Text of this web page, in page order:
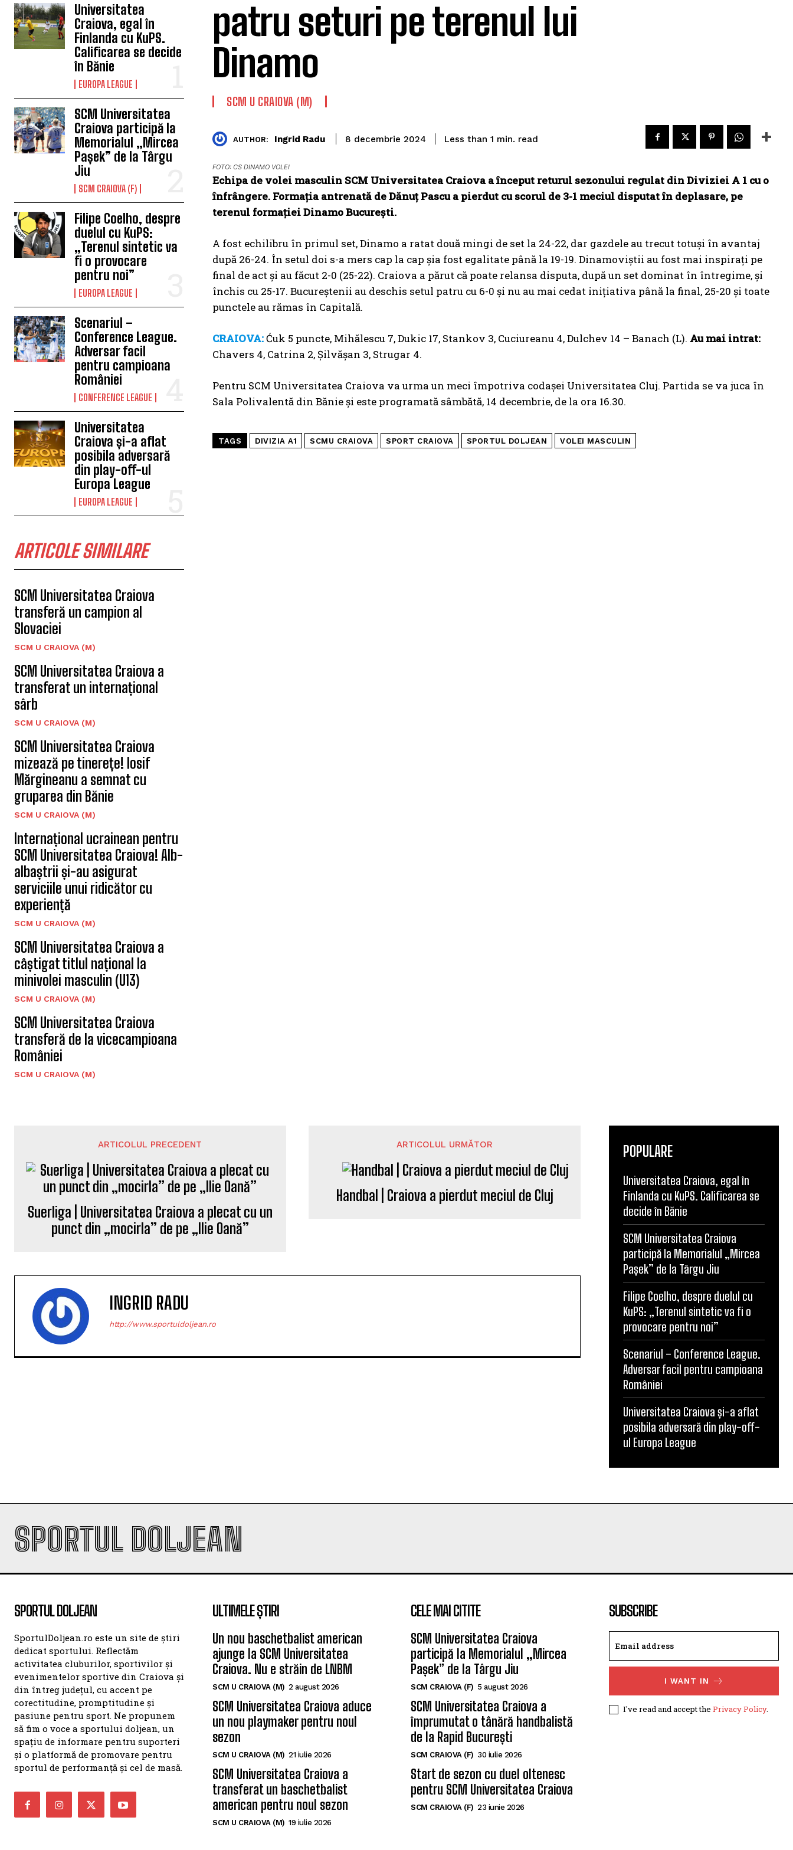
Universitatea
Craiova, egal în
Finlanda cu KuPS.
Calificarea se decide
în Bănie
EUROPA LEAGUE
SCM Universitatea
Craiova participă la
Memorialul „Mircea
Pașek” de la Târgu
Jiu
SCM CRAIOVA (F)
Filipe Coelho, despre
duelul cu KuPS:
„Terenul sintetic va
fi o provocare
pentru noi”
EUROPA LEAGUE
Scenariul –
Conference League.
Adversar facil
pentru campioana
României
CONFERENCE LEAGUE
Universitatea
Craiova și-a aflat
posibila adversară
din play-off-ul
Europa League
EUROPA LEAGUE
ARTICOLE SIMILARE
SCM Universitatea Craiova
transferă un campion al
Slovaciei
SCM U CRAIOVA (M)
SCM Universitatea Craiova a
transferat un internațional
sârb
SCM U CRAIOVA (M)
SCM Universitatea Craiova
mizează pe tinerețe! Iosif
Mărgineanu a semnat cu
gruparea din Bănie
SCM U CRAIOVA (M)
Internațional ucrainean pentru
SCM Universitatea Craiova! Alb-
albaștrii și-au asigurat
serviciile unui ridicător cu
experiență
SCM U CRAIOVA (M)
SCM Universitatea Craiova a
câștigat titlul național la
minivolei masculin (U13)
SCM U CRAIOVA (M)
SCM Universitatea Craiova
transferă de la vicecampioana
României
SCM U CRAIOVA (M)
patru seturi pe terenul lui
Dinamo
SCM U CRAIOVA (M)
AUTHOR: Ingrid Radu 8 decembrie 2024 Less than 1 min. read
FOTO: CS DINAMO VOLEI
Echipa de volei masculin SCM Universitatea Craiova a început returul sezonului regulat din Diviziei A 1 cu o
înfrângere. Formația antrenată de Dănuț Pascu a pierdut cu scorul de 3-1 meciul disputat în deplasare, pe
terenul formației Dinamo București.
A fost echilibru în primul set, Dinamo a ratat două mingi de set la 24-22, dar gazdele au trecut totuși în avantaj
după 26-24. În setul doi s-a mers cap la cap șia fost egalitate până la 19-19. Dinamoviștii au fost mai inspirați pe
final de act și au făcut 2-0 (25-22). Craiova a părut că poate relansa disputa, după un set dominat în întregime, și
închis cu 25-17. Bucureștenii au deschis setul patru cu 6-0 și nu au mai cedat inițiativa până la final, 25-20 și toate
punctele au rămas în Capitală.
CRAIOVA:Ćuk 5 puncte, Mihălescu 7, Dukic 17, Stankov 3, Cuciureanu 4, Dulchev 14 – Banach (L). Au mai intrat:
Chavers 4, Catrina 2, Șilvășan 3, Strugar 4.
Pentru SCM Universitatea Craiova va urma un meci împotriva codaşei Universitatea Cluj. Partida se va juca în
Sala Polivalentă din Bănie şi este programată sâmbătă, 14 decembrie, de la ora 16.30.
TAGS DIVIZIA A1 SCMU CRAIOVA SPORT CRAIOVA SPORTUL DOLJEAN VOLEI MASCULIN
ARTICOLUL PRECEDENT
Suerliga | Universitatea Craiova a plecat cu un
punct din „mocirla” de pe „Ilie Oană”
ARTICOLUL URMĂTOR
Handbal | Craiova a pierdut meciul de Cluj
INGRID RADU
http://www.sportuldoljean.ro
POPULARE
Universitatea Craiova, egal în
Finlanda cu KuPS. Calificarea se
decide în Bănie
SCM Universitatea Craiova
participă la Memorialul „Mircea
Pașek” de la Târgu Jiu
Filipe Coelho, despre duelul cu
KuPS: „Terenul sintetic va fi o
provocare pentru noi”
Scenariul – Conference League.
Adversar facil pentru campioana
României
Universitatea Craiova și-a aflat
posibila adversară din play-off-
ul Europa League
SPORTUL DOLJEAN
SPORTUL DOLJEAN
SportulDoljean.ro este un site de știri
dedicat sportului. Reflectăm
activitatea cluburilor, sportivilor și
evenimentelor sportive din Craiova și
din întreg județul, cu accent pe
corectitudine, promptitudine și
pasiune pentru sport. Ne propunem
să fim o voce a sportului doljean, un
spațiu de informare pentru suporteri
și o platformă de promovare pentru
sportul de performanță și cel de masă.
ULTIMELE ȘTIRI
Un nou baschetbalist american
ajunge la SCM Universitatea
Craiova. Nu e străin de LNBM
SCM U CRAIOVA (M) 2 august 2026
SCM Universitatea Craiova aduce
un nou playmaker pentru noul
sezon
SCM U CRAIOVA (M) 21 iulie 2026
SCM Universitatea Craiova a
transferat un baschetbalist
american pentru noul sezon
SCM U CRAIOVA (M) 19 iulie 2026
CELE MAI CITITE
SCM Universitatea Craiova
participă la Memorialul „Mircea
Pașek” de la Târgu Jiu
SCM CRAIOVA (F) 5 august 2026
SCM Universitatea Craiova a
împrumutat o tânără handbalistă
de la Rapid București
SCM CRAIOVA (F) 30 iulie 2026
Start de sezon cu duel oltenesc
pentru SCM Universitatea Craiova
SCM CRAIOVA (F) 23 iunie 2026
SUBSCRIBE
I WANT IN
I've read and accept the Privacy Policy.